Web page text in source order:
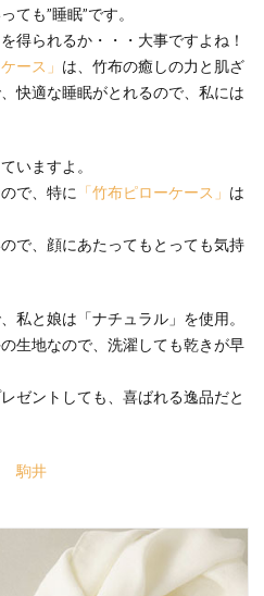
ても”睡眠”です。
得られるか・・・大事ですよね！
ース」 は、竹布の癒しの力と肌ざ
快適な睡眠がとれるので、私には
いますよ。
で、特に 「竹布ピローケース」 は
で、顔にあたってもとっても気持
私と娘は「ナチュラル」を使用。
生地なので、洗濯しても乾きが早
ゼントしても、喜ばれる逸品だと
駒井